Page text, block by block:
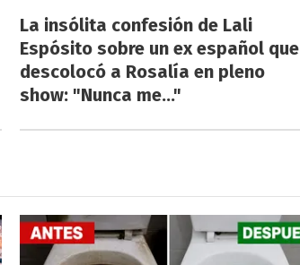
La insólita confesión de Lali
Espósito sobre un ex español que
descolocó a Rosalía en pleno
show: "Nunca me..."